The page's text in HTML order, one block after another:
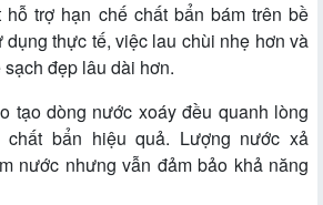
hỗ trợ hạn chế chất bẩn bám trên bề
dụng thực tế, việc lau chùi nhẹ hơn và
đẹp lâu dài hơn.
tạo dòng nước xoáy đều quanh lòng
chất bẩn hiệu quả. Lượng nước xả
nước nhưng vẫn đảm bảo khả năng